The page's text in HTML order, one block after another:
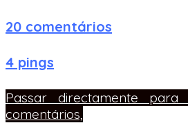
20 comentários
4 pings
Passar directamente
comentários,